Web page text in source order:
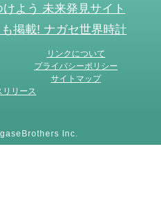
よう 未来発見サイト
掲載! ナガセ世界時計
リンクについて
プライバシーポリシー
サイトマップ
リリース
Inc.